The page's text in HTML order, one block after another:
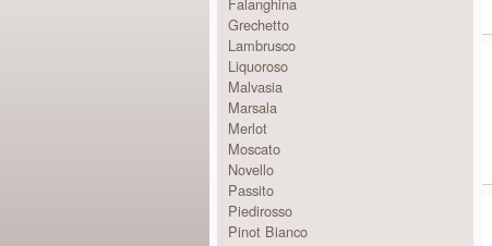
Grechetto
Lambrusco
Liquoroso
Malvasia
Marsala
Merlot
Moscato
Novello
Passito
Piedirosso
Pinot Bianco